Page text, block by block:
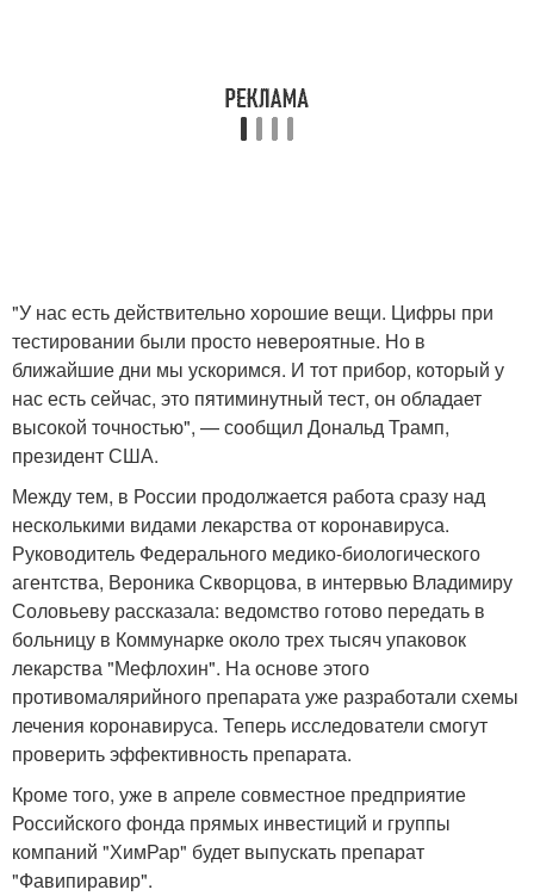
"У нас есть действительно хорошие вещи. Цифры при
тестировании были просто невероятные. Но в
ближайшие дни мы ускоримся. И тот прибор, который у
нас есть сейчас, это пятиминутный тест, он обладает
высокой точностью", — сообщил Дональд Трамп,
президент США.
Между тем, в России продолжается работа сразу над
несколькими видами лекарства от коронавируса.
Руководитель Федерального медико-биологического
агентства, Вероника Скворцова, в интервью Владимиру
Соловьеву рассказала: ведомство готово передать в
больницу в Коммунарке около трех тысяч упаковок
лекарства "Мефлохин". На основе этого
противомалярийного препарата уже разработали схемы
лечения коронавируса. Теперь исследователи смогут
проверить эффективность препарата.
Кроме того, уже в апреле совместное предприятие
Российского фонда прямых инвестиций и группы
компаний "ХимРар" будет выпускать препарат
"Фавипиравир".